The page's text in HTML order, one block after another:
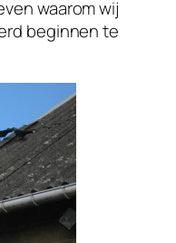
waarom wij
beginnen te